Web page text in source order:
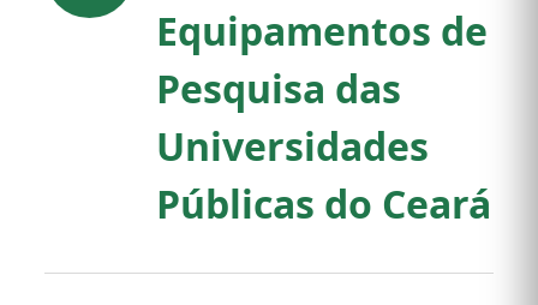
Equipamentos de
Pesquisa das
Universidades
Públicas do Ceará